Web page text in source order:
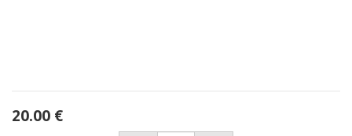
20.00 €